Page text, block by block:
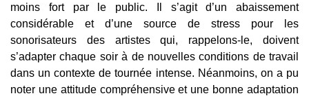
moins fort par le public. Il s’agit d’un abaissement
considérable et d’une source de stress pour les
sonorisateurs des artistes qui, rappelons-le, doivent
s’adapter chaque soir à de nouvelles conditions de travail
dans un contexte de tournée intense. Néanmoins, on a pu
noter une attitude compréhensive et une bonne adaptation